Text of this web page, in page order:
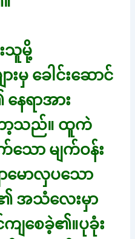
သူမို့
းမှ ခေါင်းဆောင်
နေရာအား
ော့သည်။ ထူကဲ
သော မျက်ဝန်း
ာမောလှပသော
၏ အသံလေးမှာ
ျစေခဲ့၏။ပုခုံး